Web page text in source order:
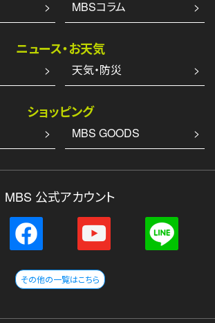
MBSコラム
ニュース・お天気
天気・防災
ショッピング
MBS GOODS
MBS 公式アカウント
その他の一覧はこちら